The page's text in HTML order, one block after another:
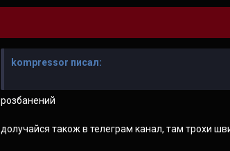
kompressor писал:
розбанений
долучайся також в телеграм канал, там трохи